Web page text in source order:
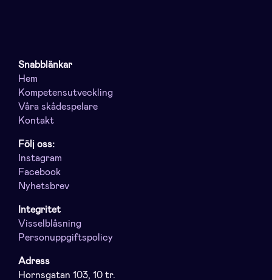
Snabblänkar
Hem
Kompetensutveckling
Våra skådespelare
Kontakt
Följ oss:
Instagram
Facebook
Nyhetsbrev
Integritet
Visselblåsning
Personuppgiftspolicy
Adress
Hornsgatan 103, 10 tr.